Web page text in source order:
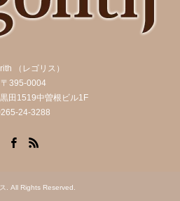
（レゴリス）
〒395-0004
田1519中曽根ビル1F
24-3288
. All Rights Reserved.